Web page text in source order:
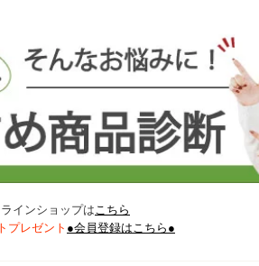
インショップはこちら
プレゼント ●会員登録はこちら●